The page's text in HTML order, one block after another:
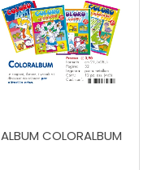
ALBUM COLORALBUM